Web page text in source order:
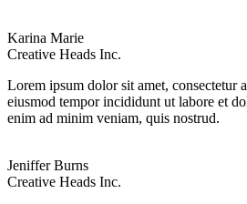
Karina Marie
Creative Heads Inc.
Lorem ipsum dolor sit amet, consectetur
eiusmod tempor incididunt ut labore et
enim ad minim veniam, quis nostrud.
Jeniffer Burns
Creative Heads Inc.